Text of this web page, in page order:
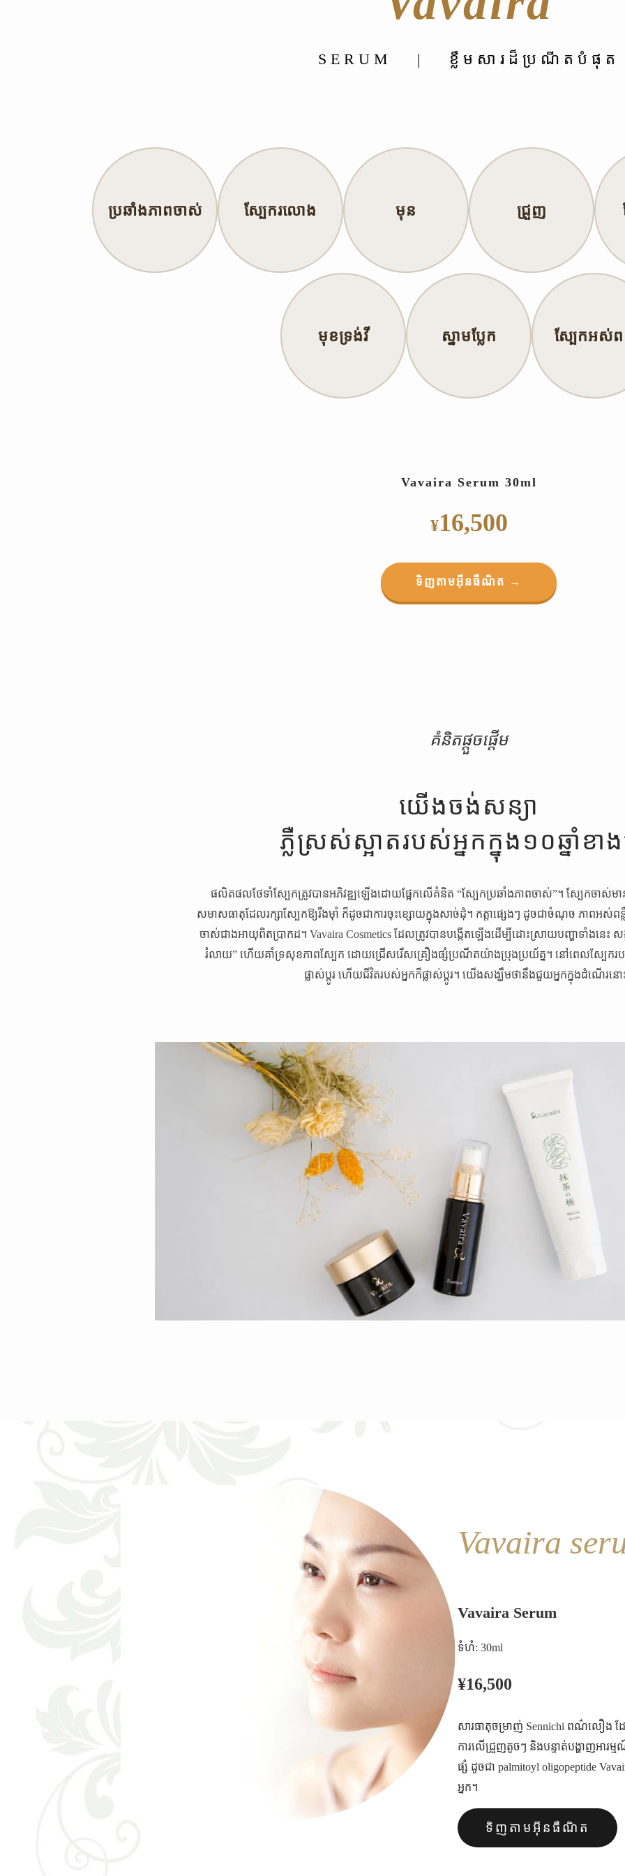
SERUM | ខ្លឹមសារដ៏ប្រណីតបំផុត
ប្រឆាំងភាពចាស់ ស្បែករលោង មុន ជ្រួញ
មុខទ្រង់វី ស្នាមប្លែក ស្បែកអស់ព
Vavaira Serum 30ml
¥16,500
ទិញតាមអ៊ីនធឺណិត →
គំនិតផ្តួចផ្តើម
យើងចង់សន្យា
ភ្លឺស្រស់ស្អាតរបស់អ្នកក្នុង១០ឆ្នាំខា
ផលិតផលថែទាំស្បែកត្រូវបានអភិវឌ្ឍឡើងដោយផ្អែកលើគំនិត “ស្បែកប្រឆាំងភាពចាស់”។ ស្បែកចាស់
សមាសធាតុដែលរក្សាស្បែកឱ្យរឹងម៉ាំ ក៏ដូចជាការចុះខ្សោយក្នុងសាច់ដុំ។ កត្តាផ្សេងៗ ដូចជាចំណុច ភាពអស់ព
ចាស់ជាងអាយុពិតប្រាកដ។ Vavaira Cosmetics ដែលត្រូវបានបង្កើតឡើងដើម្បីដោះស្រាយបញ្ហាទាំងនេះ
រំលាយ” ហើយគាំទ្រសុខភាពស្បែក ដោយជ្រើសរើសគ្រឿងផ្សំប្រណីតយ៉ាងប្រុងប្រយ័ត្ន។ នៅពេលស្បែករបស់អ្
ផ្លាស់ប្តូរ ហើយជីវិតរបស់អ្នកក៏ផ្លាស់ប្តូរ។ យើងសង្ឃឹមថានឹងជួយអ្នកក្នុងដំណើរនោ
Vavaira
Vavaira Serum
ទំហំ: 30ml
¥16,500
សារធាតុចម្រាញ់ Sennichi ពណ៌លឿង ដ
ការលើជ្រួញតូចៗ និងបន្ទាត់បង្ហាញអារ
ផ្សំ ដូចជា palmitoyl oligopeptide
អ្នក។
ទិញតាមអ៊ីនធឺណិត